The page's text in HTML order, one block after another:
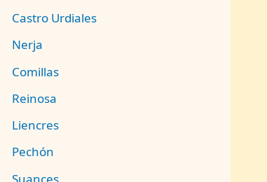
Castro Urdiales
Nerja
Comillas
Reinosa
Liencres
Pechón
Suances